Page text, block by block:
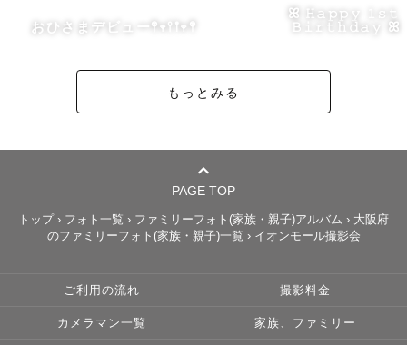
けるようにお子様に合わせて撮影させていただきますので
✼••┈┈┈••✼••┈┈┈••✼••┈┈┈••✼
私の師匠に名付けていただき、また師匠のラブグラファー
ネームからいただいた大切な名前です！
【笑顔の花いっぱいのお写真】で溢れる【アトリエ】にな
《はなりえ》というラブグラファーネームに恥じない写真
おひさまデビュー𖤣𖥧𖥣𖡡𖥧𖤣
ꕤ 𝙷𝚊𝚙𝚙𝚢 𝟷𝚜𝚝
𝙱𝚒𝚛𝚝𝚑𝚍𝚊𝚢 ꕤ
もっとみる
PAGE TOP
トップ › フォト一覧 › ファミリーフォト(家族・親子)アルバム › 大阪府
のファミリーフォト(家族・親子)一覧 › イオンモール撮影会
ご利用の流れ 撮影料金
カメラマン一覧 家族、ファミリー